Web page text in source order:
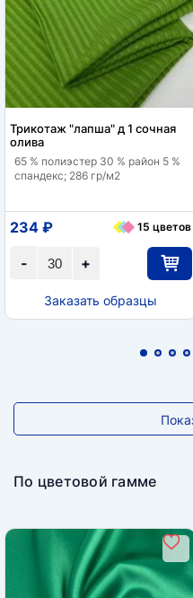
Трикотаж "лапша" д 1 сочная
олива
65 % полиэстер 30 % район 5 %
спандекс; 286 гр/м2
+
-
234 ₽ 15 цветов
Заказать образцы
По цветовой гамме